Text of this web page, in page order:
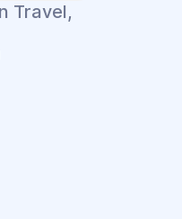
Travel,